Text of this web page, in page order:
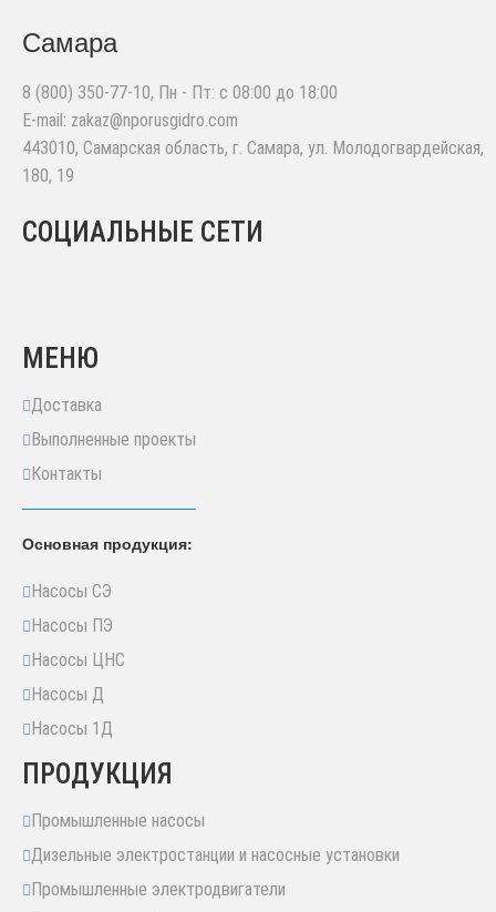
Самара
8 (800) 350-77-10, Пн - Пт: с 08:00 до 18:00
E-mail: zakaz@nporusgidro.com
443010, Самарская область, г. Самара, ул. Молодогвардейская,
180, 19
СОЦИАЛЬНЫЕ СЕТИ
МЕНЮ
Доставка
Выполненные проекты
Контакты
Основная продукция:
Насосы СЭ
Насосы ПЭ
Насосы ЦНС
Насосы Д
Насосы 1Д
ПРОДУКЦИЯ
Промышленные насосы
Дизельные электростанции и насосные установки
Промышленные электродвигатели